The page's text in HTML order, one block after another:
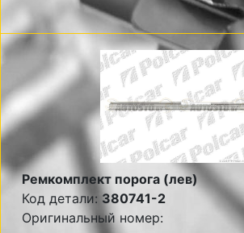
Ремкомплект порога (лев)
Код детали: 380741-2
Оригинальный номер: